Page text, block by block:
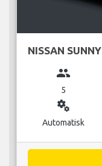
NISSAN SUNNY
group
5
miscellaneous_services
Automatisk